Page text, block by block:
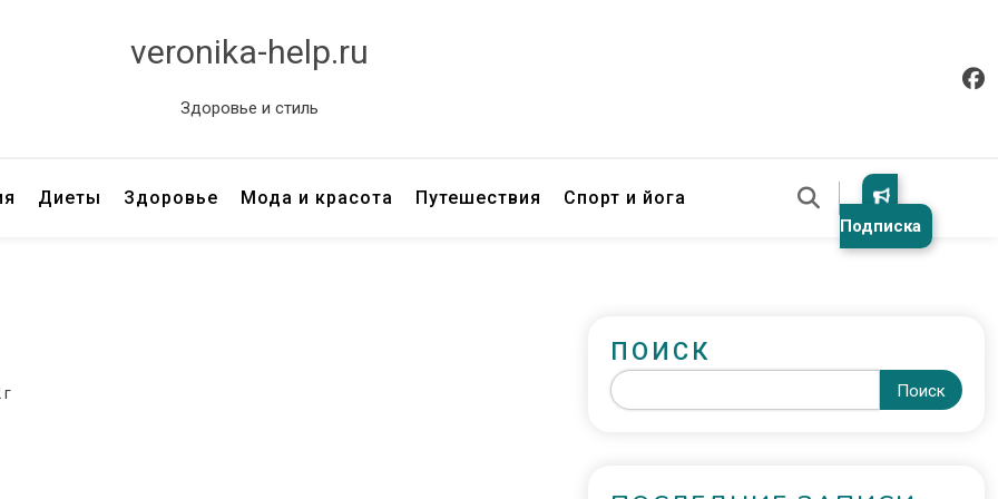
veronika-help.ru
Здоровье и стиль
Диеты Здоровье Мода и красота Путешествия Спорт и йога
Подписка
г
ПОИСК
Поиск